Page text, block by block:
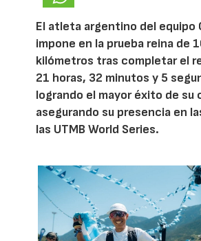
El atleta argentino del equipo
impone en la prueba reina de
kilómetros tras completar el
21 horas, 32 minutos y 5
logrando el mayor éxito de su
asegurando su presencia en
las UTMB World Series.